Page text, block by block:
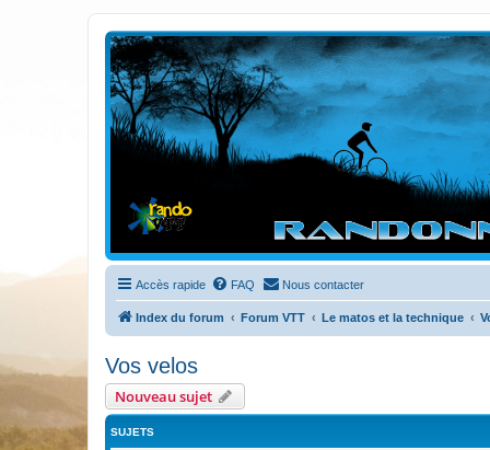
Randovttfree.fr
Bienvenue sur le site des randos vtt et pédestre de Bretagne . Bonne
Accès rapide FAQ Nous contacter
Index du forum Forum VTT Le matos et la technique
Vos velos
Nouveau sujet
SUJETS